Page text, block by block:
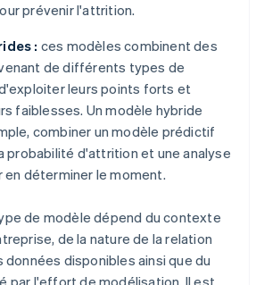
prévenir l'attrition.
: ces modèles combinent des
de différents types de
leurs points forts et
faiblesses. Un modèle hybride
combiner un modèle prédictif
probabilité d'attrition et une analyse
en déterminer le moment.
de modèle dépend du contexte
de la nature de la relation
données disponibles ainsi que du